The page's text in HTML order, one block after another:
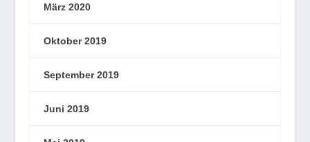
März 2020
Oktober 2019
September 2019
Juni 2019